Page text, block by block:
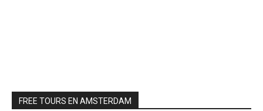
FREE TOURS EN AMSTERDAM